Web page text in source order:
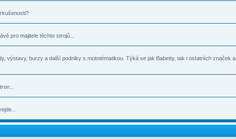
pro majitele těchto strojů...
výstavy, burzy a další podniky s mototématikou. Týká se jak Babetty, tak i ostatních značek a